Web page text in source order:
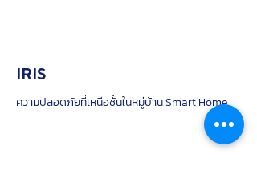
IRIS
ความปลอดภัยที่เหนือชั้นในหมู่บ้าน Smart Home